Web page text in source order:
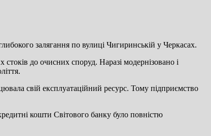
залягання по вулиці Чигиринській у Черкасах.
стоків до очисних споруд. Наразі модернізовано і
свій експлуатаційний ресурс. Тому підприємство
кошти Світового банку було повністю